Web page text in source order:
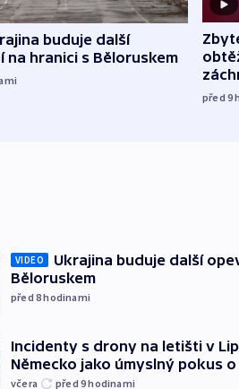
buduje další
na hranici s Běloruskem
před 9
VIDEO
Ukrajina buduje další
Běloruskem
před 8hodinami
Incidenty s drony na letišti v
Německo jako úmyslný pokus
včera před 9hodinami